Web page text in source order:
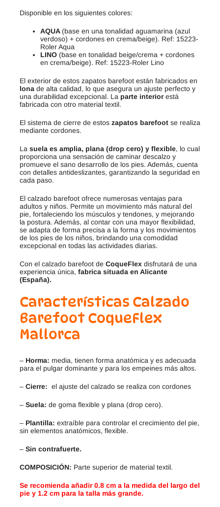
Disponible en los siguientes colores:
AQUA(base en una tonalidad aguamarina (azul
verdoso) + cordones en crema/beige). Ref: 15223-
Roler Aqua
LINO (base en tonalidad beige/crema + cordones
en crema/beige). Ref: 15223-Roler Lino
El exterior de estos zapatos barefoot están fabricados en
lona de alta calidad, lo que asegura un ajuste perfecto y
una durabilidad excepcional. La parte interiorestá
fabricada con otro material textil.
El sistema de cierre de estos zapatos barefoot se realiza
mediante cordones.
La suela es amplia, plana (drop cero) y flexible, lo cual
proporciona una sensación de caminar descalzo y
promueve el sano desarrollo de los pies. Además, cuenta
con detalles antideslizantes, garantizando la seguridad en
cada paso.
El calzado barefoot ofrece numerosas ventajas para
adultos y niños. Permite un movimiento más natural del
pie, fortaleciendo los músculos y tendones, y mejorando
la postura. Además, al contar con una mayor flexibilidad,
se adapta de forma precisa a la forma y los movimientos
de los pies de los niños, brindando una comodidad
excepcional en todas las actividades diarias.
Con el calzado barefoot de CoqueFlex disfrutará de una
experiencia única, fabrica situada en Alicante
(España).
Características Calzado
Barefoot CoqueFlex
Mallorca
– Horma: media, tienen forma anatómica y es adecuada
para el pulgar dominante y para los empeines más altos.
– Cierre: el ajuste del calzado se realiza con cordones
– Suela: de goma flexible y plana (drop cero).
– Plantilla: extraíble para controlar el crecimiento del pie,
sin elementos anatómicos, flexible.
– Sin contrafuerte.
COMPOSICIÓN: Parte superior de material textil.
Se recomienda añadir 0.8 cm a la medida del largo del
pie y 1.2 cm para la talla más grande.